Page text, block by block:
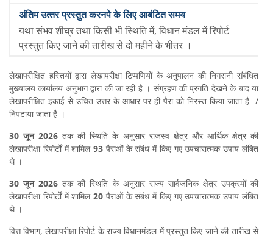
यथा संभव शीघ्र तथा किसी भी स्थिति में, विधान मंडल में रिपोर्ट
प्रस्तुत किए जाने की तारीख से दो महीने के भीतर ।
लेखापरीक्षित हस्‍त‍ियों द्वारा लेखापरीक्षा टिप्पणियों के अनुपालन की निगरानी संबंधित
मुख्यालय कार्यालय अनुभाग द्वारा की जा रही है । संग्रहण की प्रगति देखने के बाद या
लेखापरीक्षित इकाई से उचित उत्तर के आधार पर ही पैरा को निरस्‍त किया जाता है /
निपटाया जाता है ।
30 जून 2026 तक की स्‍थि‍त‍ि के अनुसार राजस्व क्षेत्र और आर्थिक क्षेत्र की
लेखापरीक्षा रिपोर्टों में शामिल93 पैराओं के संबंध में किए गए उपचारात्मक उपाय लंबित
थे ।
30 जून 2026 तक की स्‍थि‍त‍ि के अनुसार राज्य सार्वजनिक क्षेत्र उपक्रमों की
लेखापरीक्षा रिपोर्टों में शामिल20 पैराओं के संबंध में किए गए उपचारात्मक उपाय लंबित
थे ।
वित्त विभाग, लेखापरीक्षा रिपोर्ट के राज्य विधानमंडल में प्रस्तुत किए जाने की तारीख से